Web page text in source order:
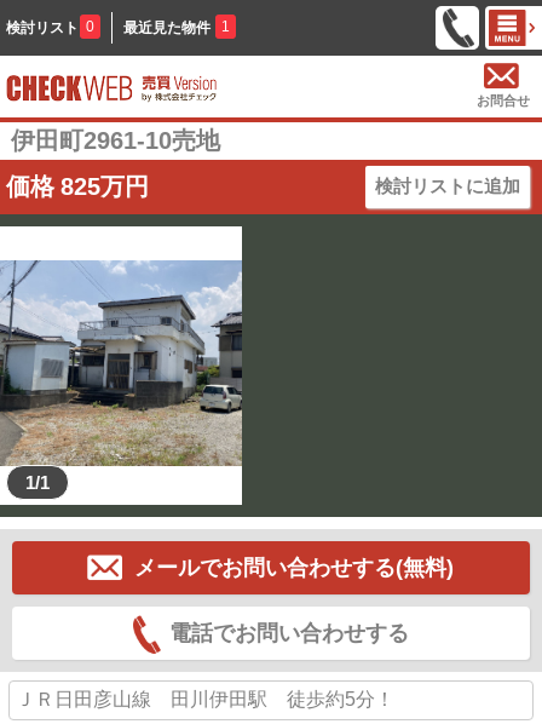
検討リスト 0 最近見た物件 1
お問合せ
伊田町2961-10売地
価格 825万円 検討リストに追加
1/1
メールでお問い合わせする(無料)
電話でお問い合わせする
ＪＲ日田彦山線 田川伊田駅 徒歩約5分！